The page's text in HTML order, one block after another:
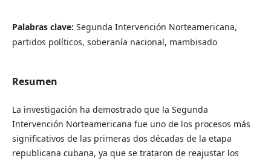
Palabras clave: Segunda Intervención Norteamericana,
partidos políticos, soberanía nacional, mambisado
Resumen
La investigación ha demostrado que la Segunda
Intervención Norteamericana fue uno de los procesos más
significativos de las primeras dos décadas de la etapa
republicana cubana, ya que se trataron de reajustar los